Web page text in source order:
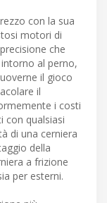
con la sua
motori di
che
al perno,
il gioco
il
i costi
con qualsiasi
di una cerniera
della
a frizione
per esterni.